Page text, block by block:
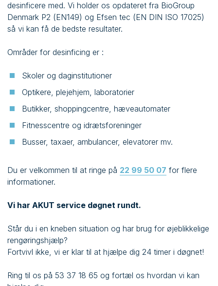
desinficere med. Vi holder os opdateret fra BioGroup
Denmark P2 (EN149) og Efsen tec (EN DIN ISO 17025)
så vi kan få de bedste resultater.
Områder for desinficing er :
Skoler og daginstitutioner
Optikere, plejehjem, laboratorier
Butikker, shoppingcentre, hæveautomater
Fitnesscentre og idrætsforeninger
Busser, taxaer, ambulancer, elevatorer mv.
Du er velkommen til at ringe på 22 99 50 07 for flere
informationer.
Vi har AKUT service døgnet rundt.
Står du i en kneben situation og har brug for øjeblikkelige
rengøringshjælp?
Fortvivl ikke, vi er klar til at hjælpe dig 24 timer i døgnet!
Ring til os på 53 37 18 65 og fortæl os hvordan vi kan